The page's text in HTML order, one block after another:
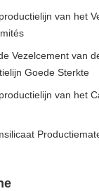
van het
Vezelcement van
Goede Sterkte
van het